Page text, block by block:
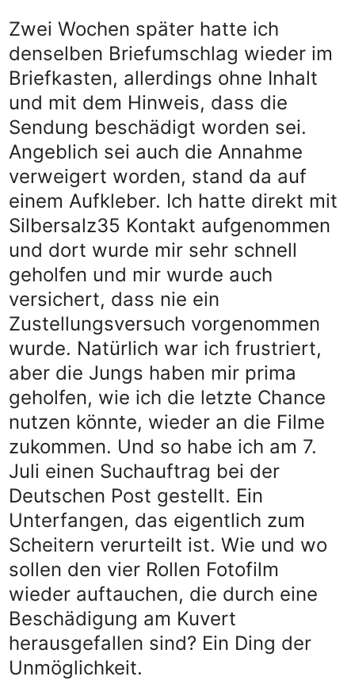
Zwei Wochen später hatte ich
denselben Briefumschlag wieder im
Briefkasten, allerdings ohne Inhalt
und mit dem Hinweis, dass die
Sendung beschädigt worden sei.
Angeblich sei auch die Annahme
verweigert worden, stand da auf
einem Aufkleber. Ich hatte direkt mit
Silbersalz35 Kontakt aufgenommen
und dort wurde mir sehr schnell
geholfen und mir wurde auch
versichert, dass nie ein
Zustellungsversuch vorgenommen
wurde. Natürlich war ich frustriert,
aber die Jungs haben mir prima
geholfen, wie ich die letzte Chance
nutzen könnte, wieder an die Filme
zukommen. Und so habe ich am 7.
Juli einen Suchauftrag bei der
Deutschen Post gestellt. Ein
Unterfangen, das eigentlich zum
Scheitern verurteilt ist. Wie und wo
sollen den vier Rollen Fotofilm
wieder auftauchen, die durch eine
Beschädigung am Kuvert
herausgefallen sind? Ein Ding der
Unmöglichkeit.